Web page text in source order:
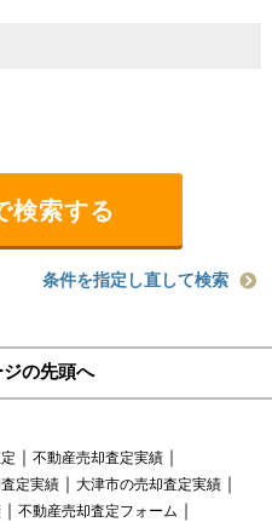
条件を指定し直して検索
の先頭へ
不動産売却査定実績
定実績
大津市の売却査定実績
不動産売却査定フォーム